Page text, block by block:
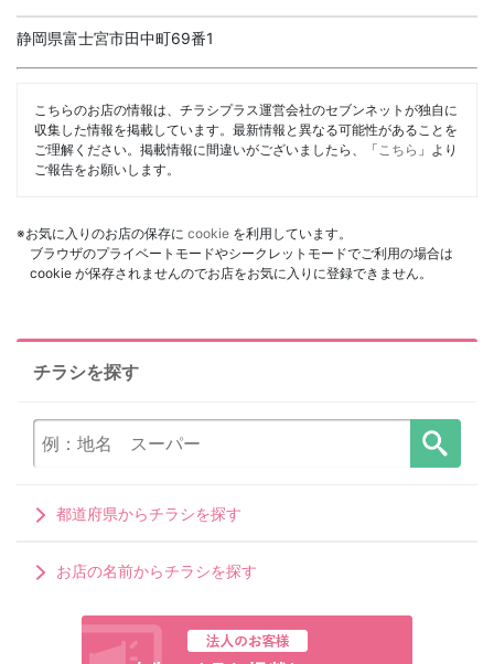
静岡県富士宮市田中町69番1
こちらのお店の情報は、チラシプラス運営会社のセブンネットが独自に
収集した情報を掲載しています。最新情報と異なる可能性があることを
ご理解ください。掲載情報に間違いがございましたら、「 こちら 」より
ご報告をお願いします。
※お気に入りのお店の保存に cookie を利用しています。
ブラウザのプライベートモードやシークレットモードでご利用の場合は
cookie が保存されませんのでお店をお気に入りに登録できません。
チラシを探す
都道府県からチラシを探す
お店の名前からチラシを探す